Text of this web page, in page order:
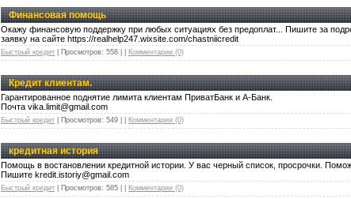
Финансовая помощь
Окажу финансовую поддержку при любых ситуациях без предоплат... Пишите за
заявку на сайте https://realhelp247.wixsite.com/chastniicredit
Быстрый кредит Просмотров: 558 Комментарии (0)
Кредит клиентам.
Гарантированное поднятие лимита клиентам ПриватБанк и А-Банк.
Почта vika.limit@gmail.com
Быстрый кредит Просмотров: 549 Комментарии (0)
кредитная история
Помощь в востановлении кредитной истории. У вас черный список, просрочки.
Пишите kredit.istoriy@gmail.com
Быстрый кредит Просмотров: 585 Комментарии (0)